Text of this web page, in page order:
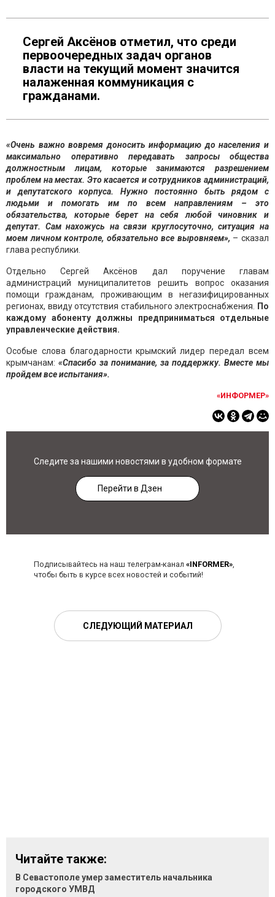
Сергей Аксёнов отметил, что среди
первоочередных задач органов
власти на текущий момент значится
налаженная коммуникация с
гражданами.
«Очень важно вовремя доносить информацию до населения и
максимально оперативно передавать запросы общества
должностным лицам, которые занимаются разрешением
проблем на местах. Это касается и сотрудников администраций,
и депутатского корпуса. Нужно постоянно быть рядом с
людьми и помогать им по всем направлениям – это
обязательства, которые берет на себя любой чиновник и
депутат. Сам нахожусь на связи круглосуточно, ситуация на
моем личном контроле, обязательно все выровняем», – сказал
глава республики.
Отдельно Сергей Аксёнов дал поручение главам
администраций муниципалитетов решить вопрос оказания
помощи гражданам, проживающим в негазифицированных
регионах, ввиду отсутствия стабильного электроснабжения.
По
каждому абоненту должны предприниматься отдельные
управленческие действия.
Особые слова благодарности крымский лидер передал всем
крымчанам: «Спасибо за понимание, за поддержку. Вместе мы
пройдем все испытания».
«ИНФОРМЕР»
Следите за нашими новостями в удобном формате
Перейти в Дзен
Подписывайтесь на наш телеграм-канал «INFORMER»,
чтобы быть в курсе всех новостей и событий!
СЛЕДУЮЩИЙ МАТЕРИАЛ
Читайте также:
В Севастополе умер заместитель начальника
городского УМВД